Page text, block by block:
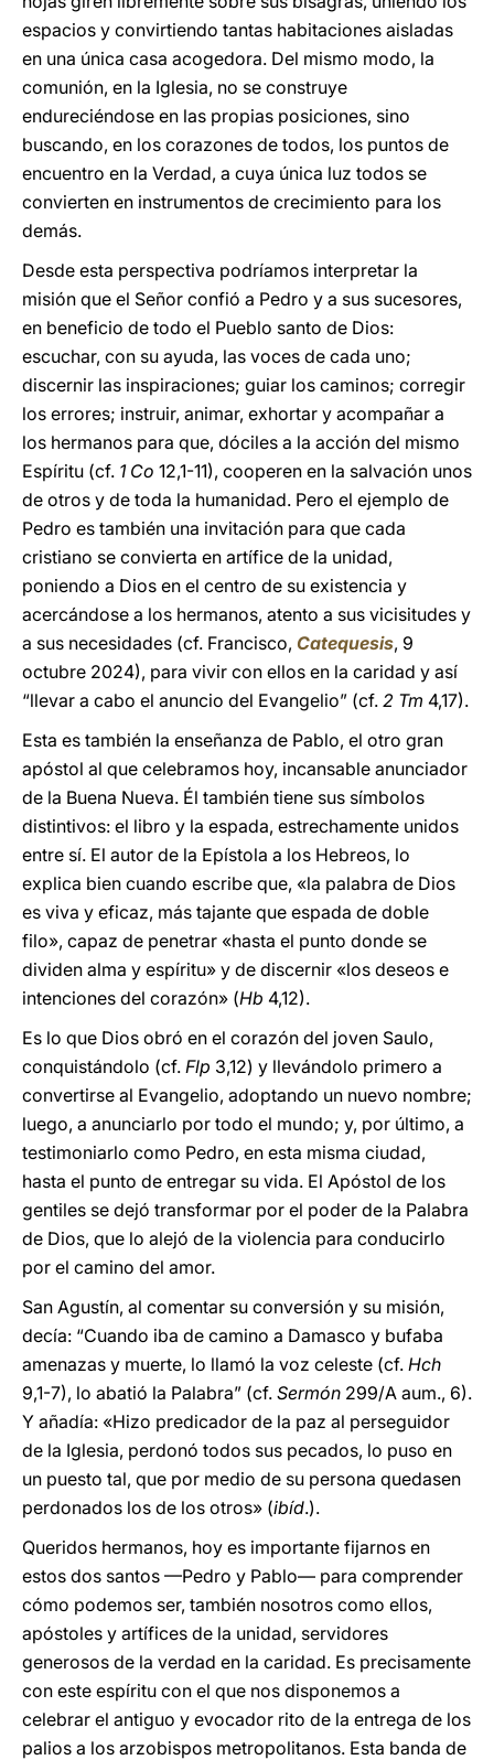
espacios y convirtiendo tantas habitaciones aisladas
en una única casa acogedora. Del mismo modo, la
comunión, en la Iglesia, no se construye
endureciéndose en las propias posiciones, sino
buscando, en los corazones de todos, los puntos de
encuentro en la Verdad, a cuya única luz todos se
convierten en instrumentos de crecimiento para los
demás.
Desde esta perspectiva podríamos interpretar la
misión que el Señor confió a Pedro y a sus sucesores,
en beneficio de todo el Pueblo santo de Dios:
escuchar, con su ayuda, las voces de cada uno;
discernir las inspiraciones; guiar los caminos; corregir
los errores; instruir, animar, exhortar y acompañar a
los hermanos para que, dóciles a la acción del mismo
Espíritu (cf. 1 Co 12,1-11), cooperen en la salvación unos
de otros y de toda la humanidad. Pero el ejemplo de
Pedro es también una invitación para que cada
cristiano se convierta en artífice de la unidad,
poniendo a Dios en el centro de su existencia y
acercándose a los hermanos, atento a sus vicisitudes y
a sus necesidades (cf. Francisco, Catequesis, 9
octubre 2024), para vivir con ellos en la caridad y así
“llevar a cabo el anuncio del Evangelio” (cf. 2 Tm 4,17).
Esta es también la enseñanza de Pablo, el otro gran
apóstol al que celebramos hoy, incansable anunciador
de la Buena Nueva. Él también tiene sus símbolos
distintivos: el libro y la espada, estrechamente unidos
entre sí. El autor de la Epístola a los Hebreos, lo
explica bien cuando escribe que, «la palabra de Dios
es viva y eficaz, más tajante que espada de doble
filo», capaz de penetrar «hasta el punto donde se
dividen alma y espíritu» y de discernir «los deseos e
intenciones del corazón» (Hb 4,12).
Es lo que Dios obró en el corazón del joven Saulo,
conquistándolo (cf. Flp 3,12) y llevándolo primero a
convertirse al Evangelio, adoptando un nuevo nombre;
luego, a anunciarlo por todo el mundo; y, por último, a
testimoniarlo como Pedro, en esta misma ciudad,
hasta el punto de entregar su vida. El Apóstol de los
gentiles se dejó transformar por el poder de la Palabra
de Dios, que lo alejó de la violencia para conducirlo
por el camino del amor.
San Agustín, al comentar su conversión y su misión,
decía: “Cuando iba de camino a Damasco y bufaba
amenazas y muerte, lo llamó la voz celeste (cf. Hch
9,1-7), lo abatió la Palabra” (cf. Sermón 299/A aum., 6).
Y añadía: «Hizo predicador de la paz al perseguidor
de la Iglesia, perdonó todos sus pecados, lo puso en
un puesto tal, que por medio de su persona quedasen
perdonados los de los otros» (ibíd.).
Queridos hermanos, hoy es importante fijarnos en
estos dos santos —Pedro y Pablo— para comprender
cómo podemos ser, también nosotros como ellos,
apóstoles y artífices de la unidad, servidores
generosos de la verdad en la caridad. Es precisamente
con este espíritu con el que nos disponemos a
celebrar el antiguo y evocador rito de la entrega de los
palios a los arzobispos metropolitanos. Esta banda de